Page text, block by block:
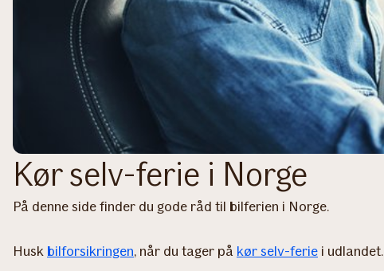
Kør selv-ferie i Norge
På denne side finder du gode råd til bilferien i Norge.
Husk bilforsikringen, når du tager på kør selv-ferie i udlandet.